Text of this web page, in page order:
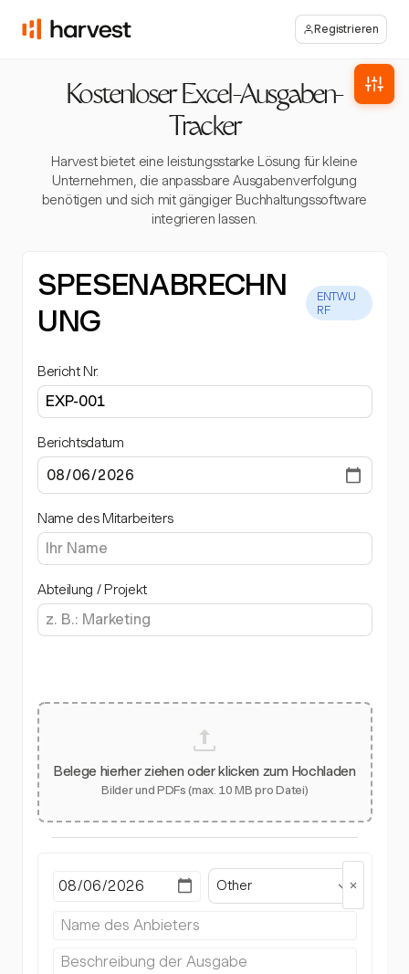
Registrieren
Kostenloser Excel-Ausgaben-
Tracker
Harvest bietet eine leistungsstarke Lösung für kleine
Unternehmen, die anpassbare Ausgabenverfolgung
benötigen und sich mit gängiger Buchhaltungssoftware
integrieren lassen.
SPESENABRECHN
UNG
ENTWU
RF
Bericht Nr.
Berichtsdatum
Name des Mitarbeiters
Abteilung / Projekt
Belege hierher ziehen oder klicken zum Hochladen
Bilder und PDFs (max. 10 MB pro Datei)
Other